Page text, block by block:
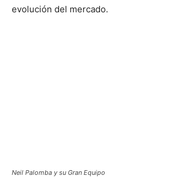
evolución del mercado.
Neil Palomba y su Gran Equipo